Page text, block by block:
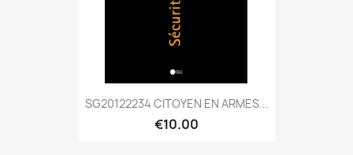
SG20122234 CITOYEN EN ARMES...
€10.00